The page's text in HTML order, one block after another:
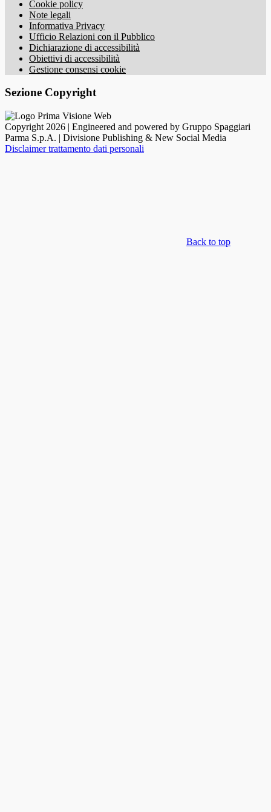
Cookie policy
Note legali
Informativa Privacy
Ufficio Relazioni con il Pubblico
Dichiarazione di accessibilità
Obiettivi di accessibilità
Gestione consensi cookie
Sezione Copyright
Copyright 2026 | Engineered and powered by Gruppo Spaggiari
Parma S.p.A. | Divisione Publishing & New Social Media
Disclaimer trattamento dati personali
Back to top